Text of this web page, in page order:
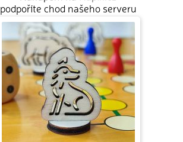
podpoříte chod našeho serveru